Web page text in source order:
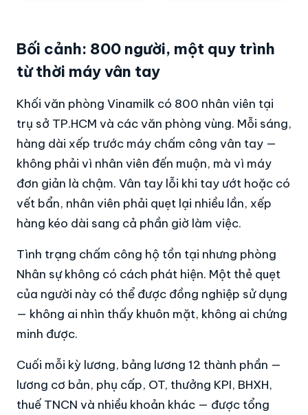
Bối cảnh: 800 người, một quy trình
từ thời máy vân tay
Khối văn phòng Vinamilk có 800 nhân viên tại
trụ sở TP.HCM và các văn phòng vùng. Mỗi sáng,
hàng dài xếp trước máy chấm công vân tay —
không phải vì nhân viên đến muộn, mà vì máy
đơn giản là chậm. Vân tay lỗi khi tay ướt hoặc có
vết bẩn, nhân viên phải quẹt lại nhiều lần, xếp
hàng kéo dài sang cả phần giờ làm việc.
Tình trạng chấm công hộ tồn tại nhưng phòng
Nhân sự không có cách phát hiện. Một thẻ quẹt
của người này có thể được đồng nghiệp sử dụng
— không ai nhìn thấy khuôn mặt, không ai chứng
minh được.
Cuối mỗi kỳ lương, bảng lương 12 thành phần —
lương cơ bản, phụ cấp, OT, thưởng KPI, BHXH,
thuế TNCN và nhiều khoản khác — được tổng